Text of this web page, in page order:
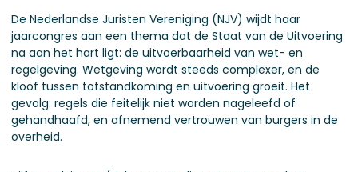
De Nederlandse Juristen Vereniging (NJV) wijdt haar
jaarcongres aan een thema dat de Staat van de Uitvoering
na aan het hart ligt: de uitvoerbaarheid van wet- en
regelgeving. Wetgeving wordt steeds complexer, en de
kloof tussen totstandkoming en uitvoering groeit. Het
gevolg: regels die feitelijk niet worden nageleefd of
gehandhaafd, en afnemend vertrouwen van burgers in de
overheid.